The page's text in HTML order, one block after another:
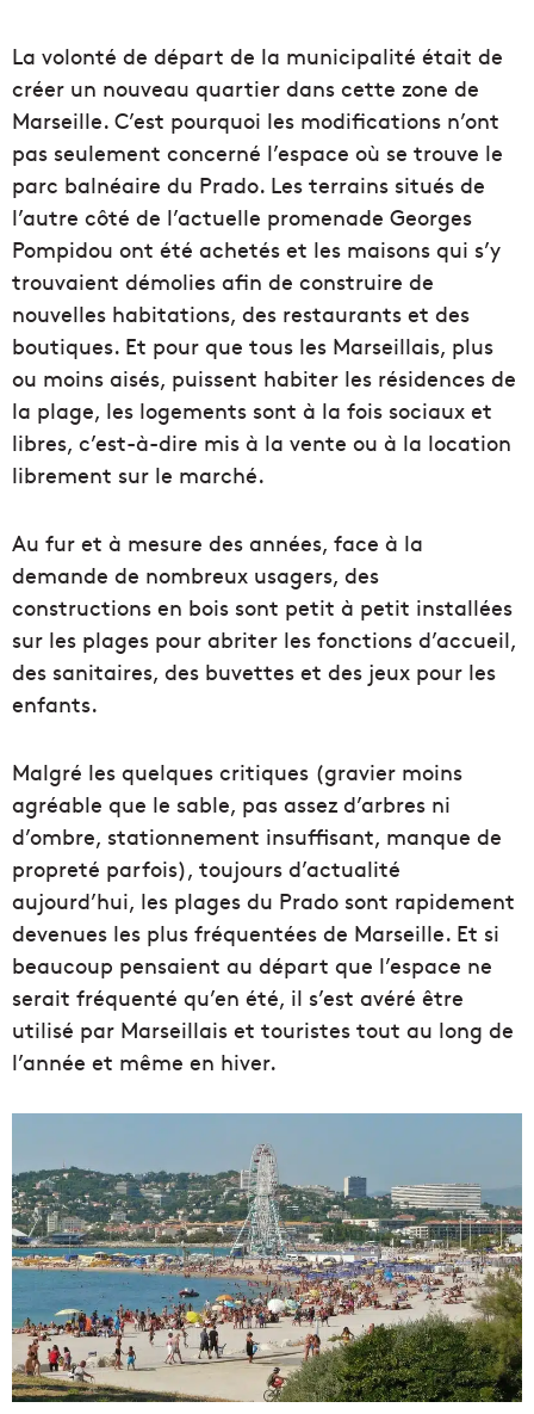
La volonté de départ de la municipalité était de
créer un nouveau quartier dans cette zone de
Marseille. C’est pourquoi les modifications n’ont
pas seulement concerné l’espace où se trouve le
parc balnéaire du Prado. Les terrains situés de
l’autre côté de l’actuelle promenade Georges
Pompidou ont été achetés et les maisons qui s’y
trouvaient démolies afin de construire de
nouvelles habitations, des restaurants et des
boutiques. Et pour que tous les Marseillais, plus
ou moins aisés, puissent habiter les résidences de
la plage, les logements sont à la fois sociaux et
libres, c’est-à-dire mis à la vente ou à la location
librement sur le marché.
Au fur et à mesure des années, face à la
demande de nombreux usagers, des
constructions en bois sont petit à petit installées
sur les plages pour abriter les fonctions d’accueil,
des sanitaires, des buvettes et des jeux pour les
enfants.
Malgré les quelques critiques (gravier moins
agréable que le sable, pas assez d’arbres ni
d’ombre, stationnement insuffisant, manque de
propreté parfois), toujours d’actualité
aujourd’hui, les plages du Prado sont rapidement
devenues les plus fréquentées de Marseille. Et si
beaucoup pensaient au départ que l’espace ne
serait fréquenté qu’en été, il s’est avéré être
utilisé par Marseillais et touristes tout au long de
l’année et même en hiver.